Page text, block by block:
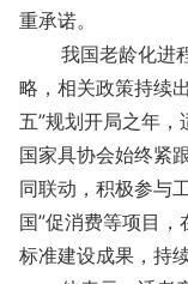
重承诺。
我国老龄化进程
略，相关政策持续
五”规划开局之年
国家具协会始终紧
同联动，积极参与
国”促消费等项目
标准建设成果，持